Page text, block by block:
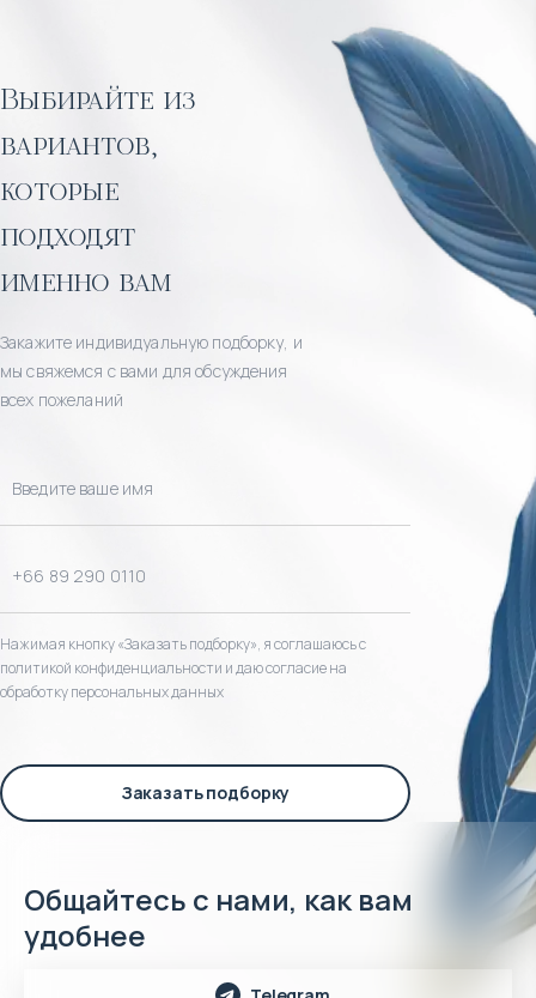
Выбирайте из
вариантов,
которые
подходят
именно вам
Закажите индивидуальную подборку, и
мы свяжемся с вами для обсуждения
всех пожеланий
Нажимая кнопку «Заказать подборку», я соглашаюсь с
политикой конфиденциальности и даю согласие на
обработку персональных данных
Заказать подборку
Общайтесь с нами, как вам
удобнее